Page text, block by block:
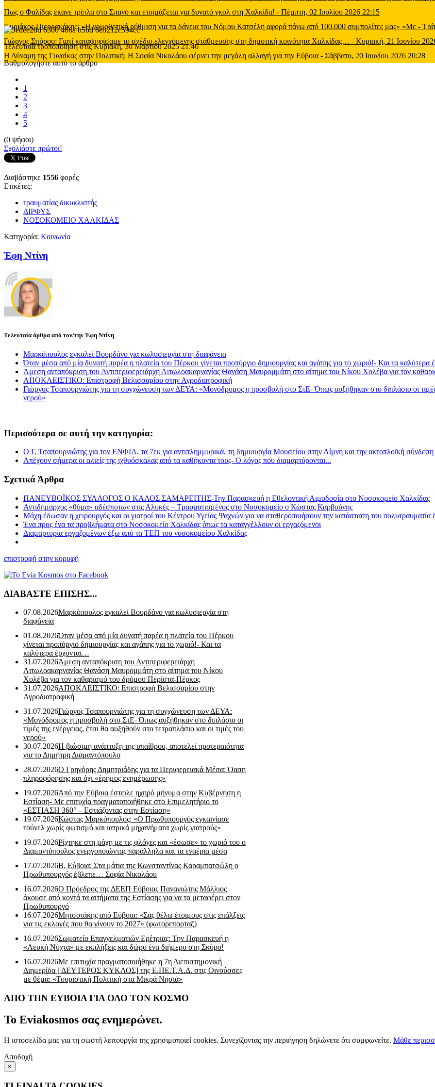
Πως ο Φαλίδας έκανε τρίπλα στο Σπανό και ετοιμάζεται για δυνατό γκολ στη Χαλκίδα! - Πέμπτη, 02 Ιουλίου 2026 22:15
Κυριάκος Πιερρακάκης: «Η νομοθετική ρύθμιση για τα δάνεια του Νόμου Κατσέλη αφορά πάνω από 100.000 συμπολίτες μας» «Με -
Γιώργος Σπύρου: Γιατί καταψηφίσαμε το σχέδιο ελεγχόμενης στάθμευσης στη δημοτική κοινότητα Χαλκίδας… - Κυριακή, 21 Ιουνίου
Η Δύναμη της Γυναίκας στην Πολιτική: Η Σοφία Νικολάου φέρνει την μεγάλη αλλαγή για την Εύβοια - Σάββατο, 20 Ιουνίου 2026 20:28
Τελευταία τροποποίηση στις Κυριακή, 30 Μαρτίου 2025 21:46
Βαθμολογήστε αυτό το άρθρο
1
2
3
4
5
(0 ψήφοι)
Σχολιάστε πρώτοι!
Διαβάστηκε 1556 φορές
Ετικέτες:
τραυματίας δικυκλιστής
ΔΙΡΦΥΣ
ΝΟΣΟΚΟΜΕΙΟ ΧΑΛΚΙΔΑΣ
Κατηγορία: Κοινωνία
Έφη Ντίνη
Τελευταία άρθρα από τον/την Έφη Ντίνη
Μαρκόπουλος εγκαλεί Βουρδάνο για κωλυσιεργία στη διαφάνεια
Όταν μέσα από μία δυνατή παρέα η πλατεία του Πέρκου γίνεται προπύργιο δημιουργίας και αγάπης για το χωριό!- Και τα καλύτερα
Άμεση ανταπόκριση του Αντιπεριφερειάρχη Αιτωλοακαρνανίας Θανάση Μαυρομμάτη στο αίτημα του Νίκου Χολέβα για τον
ΑΠΟΚΛΕΙΣΤΙΚΟ: Επιστροφή Βελισσαρίου στην Αγροδιατροφική
Γιώργος Τσαπουρνιώτης για τη συγχώνευση των ΔΕΥΑ: «Μονόδρομος η προσβολή στο ΣτΕ- Όπως αυξήθηκαν στο διπλάσιο οι τιμές
νερού»
Περισσότερα σε αυτή την κατηγορία:
Ο Γ. Τσαπουρνιώτης για τον ΕΝΦΙΑ, τα 7εκ για αντιπλημμυρικά, τη δημιουργία Μουσείου στην Λίμνη και την ακτοπλοϊκή
Απέχουν σήμερα οι αλιείς της ιχθυόσκαλας από τα καθήκοντα τους- Ο λόγος που διαμαρτύρονται...
Σχετικά Άρθρα
ΠΑΝΕΥΒΟΪΚΟΣ ΣΥΛΛΟΓΟΣ Ο ΚΑΛΟΣ ΣΑΜΑΡΕΙΤΗΣ-Την Παρασκευή η Εθελοντική Αιμοδοσία στο Νοσοκομείο Χαλκίδας
Αντιδήμαρχος «θύμα» αδέσποτων στις Αλυκές – Τραυματισμένος στο Νοσοκομείο ο Κώστας Καρβούνης
Μάχη έδωσαν η χειρουργός και οι γιατροί του Κέντρου Υγείας Ψαχνών για να σταθεροποιήσουν την κατάσταση του πολυτραυματία
Ένα προς ένα τα προβλήματα στο Νοσοκομείο Χαλκίδας όπως τα καταγγέλλουν οι εργαζόμενοι
Διαμαρτυρία εργαζομένων έξω από τα ΤΕΠ του νοσοκομείου Χαλκίδας
επιστροφή στην κορυφή
ΔΙΑΒΑΣΤΕ ΕΠΙΣΗΣ...
07.08.2026Μαρκόπουλος εγκαλεί Βουρδάνο για κωλυσιεργία στη
διαφάνεια
01.08.2026Όταν μέσα από μία δυνατή παρέα η πλατεία του Πέρκου
γίνεται προπύργιο δημιουργίας και αγάπης για το χωριό!- Και τα
καλύτερα έρχονται…
31.07.2026Άμεση ανταπόκριση του Αντιπεριφερειάρχη
Αιτωλοακαρνανίας Θανάση Μαυρομμάτη στο αίτημα του Νίκου
Χολέβα για τον καθαρισμό του δρόμου Περίστα-Πέρκος
31.07.2026ΑΠΟΚΛΕΙΣΤΙΚΟ: Επιστροφή Βελισσαρίου στην
Αγροδιατροφική
31.07.2026Γιώργος Τσαπουρνιώτης για τη συγχώνευση των ΔΕΥΑ:
«Μονόδρομος η προσβολή στο ΣτΕ- Όπως αυξήθηκαν στο διπλάσιο οι
τιμές της ενέργειας, έτσι θα αυξηθούν στο τετραπλάσιο και οι τιμές του
νερού»
30.07.2026Η βιώσιμη ανάπτυξη της υπαίθρου, αποτελεί προτεραιότητα
για το Δημήτρη Διαμαντόπουλο
28.07.2026Ο Γρηγόρης Δημητριάδης για τα Περιφερειακά Μέσα: Όαση
πληροφόρησης και όχι «έρημος ενημέρωσης»
19.07.2026Από την Εύβοια έστειλε ηχηρό μήνυμα στην Κυβέρνηση η
Εστίαση- Με επιτυχία πραγματοποιήθηκε στο Επιμελητήριο το
«ΕΣΤΙΑΣΗ 360° – Εστιάζοντας στην Εστίαση»
19.07.2026Κώστας Μαρκόπουλος: «Ο Πρωθυπουργός εγκαινίασε
τούνελ χωρίς φωτισμό και ιατρικά μηχανήματα χωρίς γιατρούς»
19.07.2026Ρίχτηκε στη μάχη με τις φλόγες και «έσωσε» το χωριό του ο
Διαμαντόπουλος ενεργοποιώντας παράλληλα και τα εναέρια μέσα
17.07.2026Β. Εύβοια: Στα μάτια της Κωνσταντίνας Καραμπατσώλη ο
Πρωθυπουργός έβλεπε… Σοφία Νικολάου
16.07.2026Ο Πρόεδρος της ΔΕΕΠ Εύβοιας Παναγιώτης Μάλλιος
άκουσε από κοντά τα αιτήματα της Εστίασης για να τα μεταφέρει στον
Πρωθυπουργό
16.07.2026Μητσοτάκης από Εύβοια: «Σας θέλω έτοιμους στις επάλξεις
για τις εκλογές που θα γίνουν το 2027» (φωτορεπορταζ)
16.07.2026Σωματείο Επαγγελματιών Ερέτριας: Την Παρασκευή η
«Λευκή Νύχτα» με εκπλήξεις και δώρο ένα διήμερο στη Σκύρο!
16.07.2026Με επιτυχία πραγματοποιήθηκε η 7η Διεπιστημονική
Διημερίδα [ ΔEYΤΕΡΟΣ ΚΥΚΛΟΣ] της Ε.ΠΕ.Τ.Α.Δ. στις Οινούσσες
με θέμα: «Τουριστική Πολιτική στα Μικρά Νησιά»
ΑΠΟ ΤΗΝ ΕΥΒΟΙΑ ΓΙΑ ΟΛΟ ΤΟΝ ΚΟΣΜΟ
Το Eviakosmos σας ενημερώνει.
Η ιστοσελίδα μας για τη σωστή λειτουργία της χρησιμοποιεί cookies. Συνεχίζοντας την περιήγηση δηλώνετε ότι συμφωνείτε. Μάθε
Αποδοχή
×